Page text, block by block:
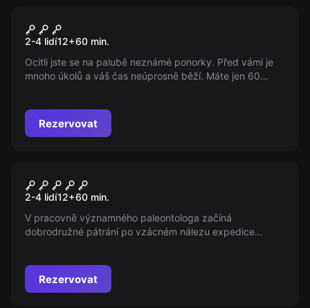
Útěk z ponorky
2-4 lidí12+60 min.
Ocitli jste se na palubě neznámé ponorky. Před vámi je
mnoho úkolů a váš čas neúprosně běží. Máte jen 60
Rezervovat
Paleontolog
2-4 lidí12+60 min.
V pracovně významného paleontologa začíná
dobrodružné pátrání po vzácném nálezu expedice
nálezy a artefakty. Můžete si na místě vybrat dvě
obtížnosti této hry.
Rezervovat